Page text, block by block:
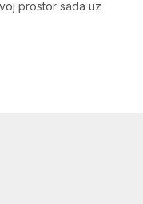
prostor sada uz